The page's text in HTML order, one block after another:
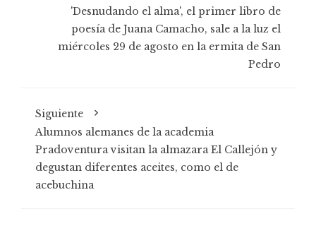
'Desnudando el alma', el primer libro de
poesía de Juana Camacho, sale a la luz el
miércoles 29 de agosto en la ermita de San
Pedro
Siguiente
Alumnos alemanes de la academia
Pradoventura visitan la almazara El Callejón y
degustan diferentes aceites, como el de
acebuchina